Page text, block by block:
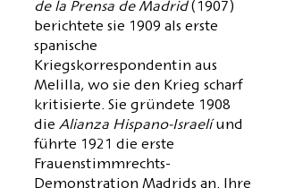
de la Prensa de Madrid (1907)
berichtete sie 1909 als erste
spanische
Kriegskorrespondentin aus
Melilla, wo sie den Krieg scharf
kritisierte. Sie gründete 1908
die Alianza Hispano-Israelíund
führte 1921 die erste
Frauenstimmrechts-
Demonstration Madrids an. Ihre